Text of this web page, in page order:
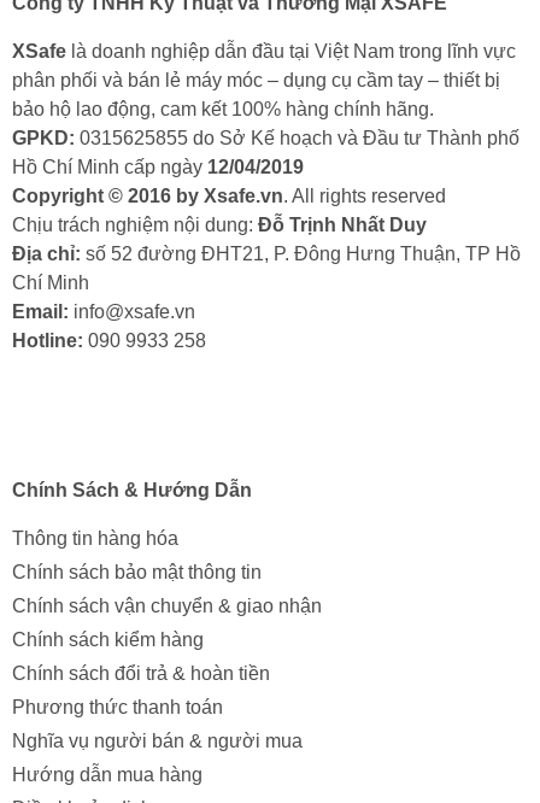
XSafe là doanh nghiệp dẫn đầu tại Việt Nam trong lĩnh vực
phân phối và bán lẻ máy móc – dụng cụ cầm tay – thiết bị
bảo hộ lao động, cam kết 100% hàng chính hãng.
GPKD: 0315625855 do Sở Kế hoạch và Đầu tư Thành phố
Hồ Chí Minh cấp ngày 12/04/2019
Copyright © 2016 by Xsafe.vn. All rights reserved
Chịu trách nghiệm nội dung: Đỗ Trịnh Nhất Duy
Địa chỉ: số 52 đường ĐHT21, P. Đông Hưng Thuận, TP Hồ
Chí Minh
Email: info@xsafe.vn
Hotline: 090 9933 258
Chính Sách & Hướng Dẫn
Thông tin hàng hóa
Chính sách bảo mật thông tin
Chính sách vận chuyển & giao nhận
Chính sách kiểm hàng
Chính sách đổi trả & hoàn tiền
Phương thức thanh toán
Nghĩa vụ người bán & người mua
Hướng dẫn mua hàng